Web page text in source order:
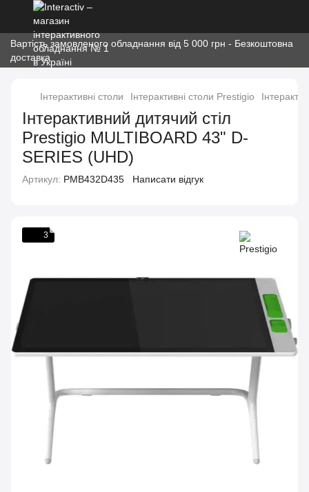
Вартість замовленого обладнання від 5 000 грн - Безкоштовна
доставка
Інтерактивні столи Інтерактивні столи Prestigio
Інтерактивний дитячий стіл
Prestigio MULTIBOARD 43" D-
SERIES (UHD)
Артикул: PMB432D435 Написати відгук
3